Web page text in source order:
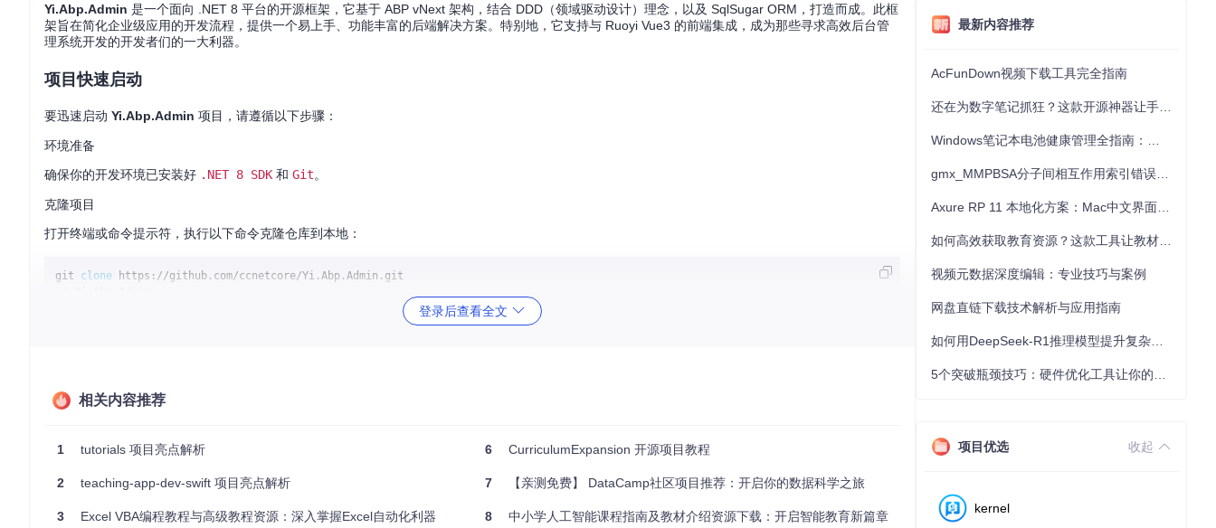
Yi.Abp.Admin 是一个面向 .NET 8 平台的开源框架，它基于 ABP vNext 架构，结合 DDD（领域驱动设计）理念，以及 SqlSugar ORM，打造而成。此框
架旨在简化企业级应用的开发流程，提供一个易上手、功能丰富的后端解决方案。特别地，它支持与 Ruoyi Vue3 的前端集成，成为那些寻求高效后台管
理系统开发的开发者们的一大利器。
项目快速启动
要迅速启动 Yi.Abp.Admin 项目，请遵循以下步骤：
环境准备
确保你的开发环境已安装好 .NET 8 SDK 和 Git。
克隆项目
打开终端或命令提示符，执行以下命令克隆仓库到本地：
git clone
dotnet restore
之后，浏览器自动打开或者手动访问 （端口号可能依据实际配置而变化），即可看到项目的登录界面。
应用案例和最佳实践
在开发过程中，Yi.Abp.Admin提倡通过模块化和分层的方式来组织业务逻辑，确保代码的高内聚低耦合。最佳实践包括：
登录后查看全文
相关内容推荐
1 tutorials 项目亮点解析
2 teaching-app-dev-swift 项目亮点解析
3 Excel VBA编程教程与高级教程资源：深入掌握Excel自动化利器
6 CurriculumExpansion 开源项目教程
7 【亲测免费】 DataCamp社区项目推荐：开启你的数据科学之旅
8 中小学人工智能课程指南及教材介绍资源下载：开启智能教育新篇章
最新内容推荐
AcFunDown视频下载工具完全指南
视频元数据深度编辑：专业技巧与案例
网盘直链下载技术解析与应用指南
项目优选 收起
kernel